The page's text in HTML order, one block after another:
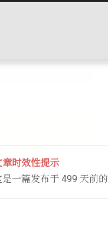
章时效性提示
是一篇发布于 499 天前